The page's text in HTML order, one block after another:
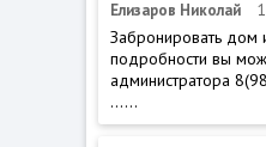
Елизаров Николай
Забронировать дом
подробности вы
администратора
......